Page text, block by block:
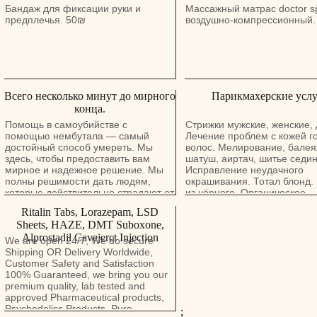
, мануальная терапия,
физиотерапия ( ультразвук,
электрофорез, квантовая
Бандаж для фиксации руки и
предплечья. 50₪
Массажный матрас doctor
воздушно-
Всего несколько минут до мирного
конца.
Помощь в самоубийстве с
помощью нембутала — самый
достойный способ умереть. Мы
здесь, чтобы предоставить вам
мирное и надежное решение. Мы
полны решимости дать людям,
которые действительно страдают от
длительный и мирный покой. У нас
есть порошок нембутала, нембутал,
инъекции перорального раствора и
таблетки нембутала. Тесты
показали, что после того, как
человек принимает смертельную
дозу нембутала, требуется всего
двадцать минут, чтобы достичь
мирного конца. Это проверенный и
Парикмахерские
Стрижки мужские, женские,
Лечение проблем с кожей
волос. Мелирование,
шатуш, аиртач, шитье
Исправление неудачного
окрашивания. Тотал блонд.
из чёрного. Органическое
Ritalin Tabs, Lorazepam, LSD
Sheets, HAZE, DMT Suboxone,
Alprostadil Cavejerct Injection
We are open 24/7, We do secure
Shipping OR Delivery Worldwide,
Customer Safety and Satisfaction
100% Guaranteed, we bring you our
premium quality, lab tested and
approved Pharmaceutical products,
Psychedelics Products, Pure
;